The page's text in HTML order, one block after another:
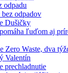
odpadu
odpadov
Dušičky
ľuďom aj
Zero Waste, dva
Valentín
prechladnutie